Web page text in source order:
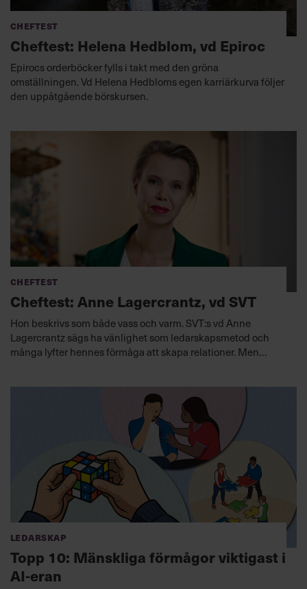
Cheftest
Cheftest: Helena Hedblom, vd Epiroc
Epirocs orderböcker fylls i takt med den gröna
omställningen. Vd Helena Hedbloms egen karriärkurva följer
den uppåtgående börskursen.
Cheftest
Cheftest: Anne Lagercrantz, vd SVT
Hon beskrivs som både vass och varm. SVT:s vd Anne
Lagercrantz sägs ha vänlighet som ledarskapsmetod och
många lyfter hennes förmåga att skapa relationer. Men
Ledarskap
Topp 10: Mänskliga förmågor viktigast i
AI-eran